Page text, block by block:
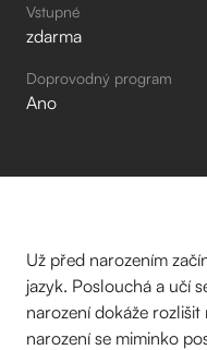
Vstupné
zdarma
Doprovodný program
Ano
Už před narozením
jazyk. Poslouchá a učí
narození dokáže
narození se miminko